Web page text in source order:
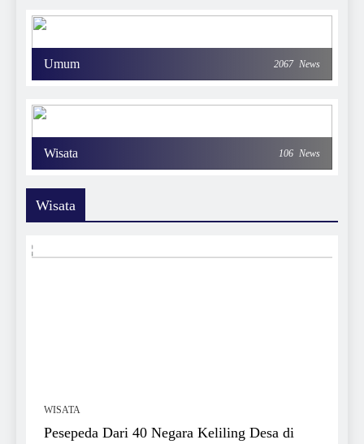
Umum 2067 News
Wisata 106 News
Wisata
WISATA
Pesepeda Dari 40 Negara Keliling Desa di